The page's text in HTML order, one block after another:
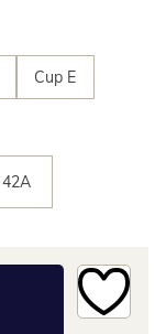
Cup E
42A